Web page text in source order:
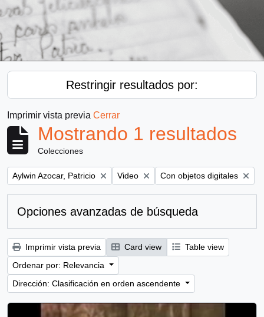
Restringir resultados por:
Imprimir vista previa Cerrar
Mostrando 1 resultados
Colecciones
Remove filter:
Aylwin Azocar, Patricio Remove filter:
Video Remove filter:
Con objetos digitales
Opciones avanzadas de búsqueda
Imprimir vista previa Card view
Table view
Ordenar por: Relevancia
Dirección: Clasificación en orden ascendente